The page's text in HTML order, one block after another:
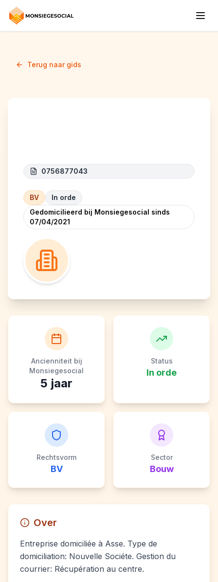
Terug naar gids
0756877043
BV
In orde
Gedomicilieerd bij Monsiegesocial sinds
07/04/2021
Ancienniteit bij
Monsiegesocial
5 jaar
Status
In orde
Rechtsvorm
BV
Sector
Bouw
Over
Entreprise domiciliée à Asse. Type de
domiciliation: Nouvelle Sociéte. Gestion du
courrier: Récupération au centre.